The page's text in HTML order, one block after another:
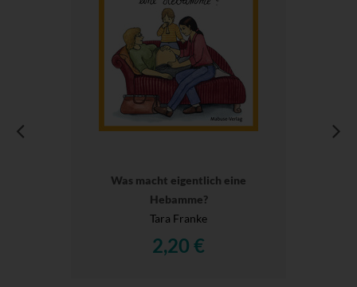
Was macht eigentlich eine
Hebamme?
Tara Franke
2,20 €